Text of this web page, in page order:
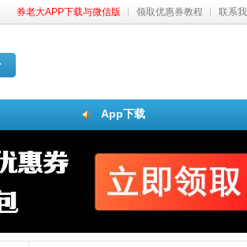
券老大APP下载与微信版 领取优惠券教程 联系
App下载